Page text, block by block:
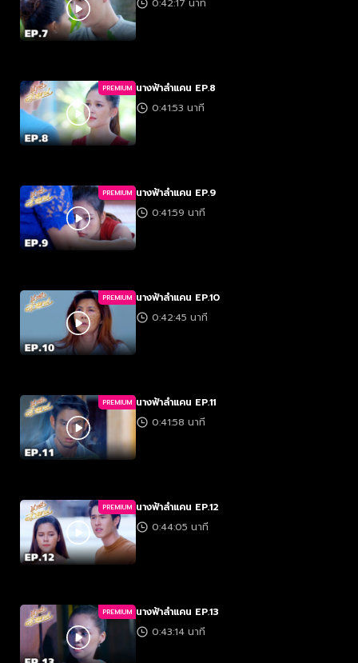
0:42:17 นาที
PREMIUM นางฟ้าลำแคน EP.8
0:41:53 นาที
PREMIUM นางฟ้าลำแคน EP.9
0:41:59 นาที
PREMIUM นางฟ้าลำแคน EP.10
0:42:45 นาที
PREMIUM นางฟ้าลำแคน EP.11
0:41:58 นาที
PREMIUM นางฟ้าลำแคน EP.12
0:44:05 นาที
PREMIUM นางฟ้าลำแคน EP.13
0:43:14 นาที